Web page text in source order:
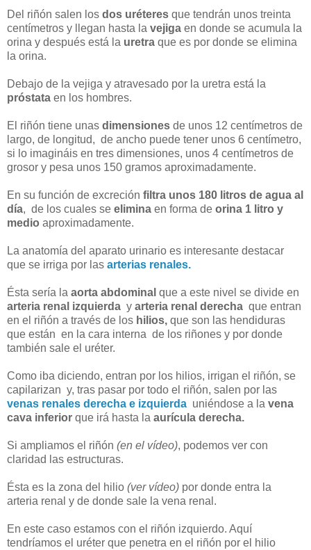
Del riñón salen los dos uréteres que tendrán unos treinta
centímetros y llegan hasta la vejiga en donde se acumula la
orina y después está la uretra que es por donde se elimina
la orina.
Debajo de la vejiga y atravesado por la uretra está la
próstata en los hombres.
El riñón tiene unas dimensiones de unos 12 centímetros de
largo, de longitud, de ancho puede tener unos 6 centímetro,
si lo imagináis en tres dimensiones, unos 4 centímetros de
grosor y pesa unos 150 gramos aproximadamente.
En su función de excreción filtra unos 180 litros de agua al
día, de los cuales se elimina en forma de orina 1 litro y
medio aproximadamente.
La anatomía del aparato urinario es interesante destacar
que se irriga por las arterias renales.
Ésta sería la aorta abdominal que a este nivel se divide en
arteria renal izquierda y arteria renal derecha que entran
en el riñón a través de los hilios, que son las hendiduras
que están en la cara interna de los riñones y por donde
también sale el uréter.
Como iba diciendo, entran por los hilios, irrigan el riñón, se
capilarizan y, tras pasar por todo el riñón, salen por las
venas renales derecha e izquierda uniéndose a la vena
cava inferior que irá hasta la aurícula derecha.
Si ampliamos el riñón (en el vídeo), podemos ver con
claridad las estructuras.
Ésta es la zona del hilio (ver vídeo) por donde entra la
arteria renal y de donde sale la vena renal.
En este caso estamos con el riñón izquierdo. Aquí
tendríamos el uréter que penetra en el riñón por el hilio